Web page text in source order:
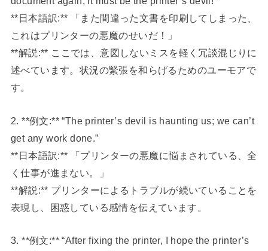
**日本語訳:** 「また間違った文書を印刷してしまった、
これはプリンターの悪魔のせいだ！」
**解説:** ここでは、意図しないミスを軽く冗談混じりに
述べています。状況の緊張を和らげるためのユーモアで
す。
2. **例文:** “The printer’s devil is haunting us; we can’t
get any work done.”
**日本語訳:** 「プリンターの悪魔に悩まされている、全
く仕事が進まない。」
**解説:** プリンターによるトラブルが続いていることを
表現し、困惑している感情を伝えています。
3. **例文:** “After fixing the printer, I hope the printer’s